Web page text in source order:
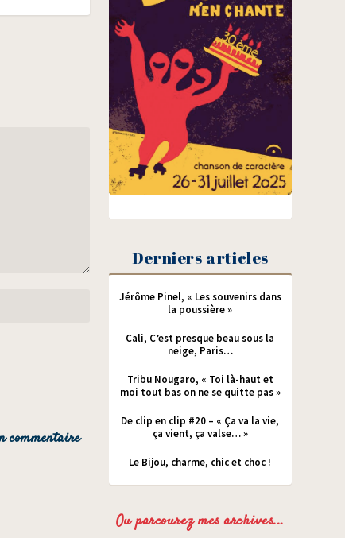
Derniers articles
Jérôme Pinel, « Les souvenirs dans
la poussière »
Cali, C’est presque beau sous la
neige, Paris…
Tribu Nougaro, « Toi là-haut et
moi tout bas on ne se quitte pas »
De clip en clip #20 – « Ça va la vie,
ça vient, ça valse… »
Le Bijou, charme, chic et choc !
Ou parcourez mes archives...